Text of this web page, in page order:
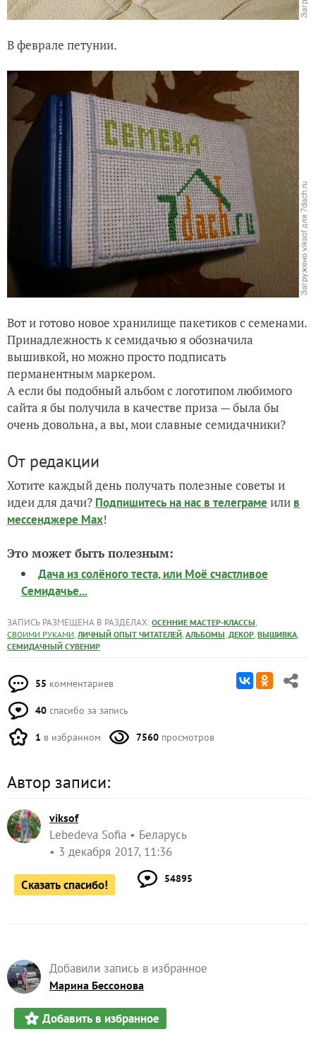
В феврале петунии.
Вот и готово новое хранилище пакетиков с семенами.
Принадлежность к семидачью я обозначила
вышивкой, но можно просто подписать
перманентным маркером.
А если бы подобный альбом с логотипом любимого
сайта я бы получила в качестве приза — была бы
очень довольна, а вы, мои славные семидачники?
От редакции
Хотите каждый день получать полезные советы и
идеи для дачи? Подпишитесь на нас в телеграме или в
мессенджере Max!
Это может быть полезным:
Дача из солёного теста, или Моё счастливое
Семидачье...
ЗАПИСЬ РАЗМЕЩЕНА В РАЗДЕЛАХ: ОСЕННИЕ МАСТЕР-КЛАССЫ,
СВОИМИ РУКАМИ, ЛИЧНЫЙ ОПЫТ ЧИТАТЕЛЕЙ, АЛЬБОМЫ, ДЕКОР, ВЫШИВКА,
СЕМИДАЧНЫЙ СУВЕНИР
55 комментариев
40 спасибо за запись
1 в избранном 7560 просмотров
Автор записи:
viksof
Lebedeva Sofia
Беларусь
3 декабря 2017, 11:36
Сказать спасибо! 54895
Добавили запись в избранное
Марина Бессонова
Добавить в избранное